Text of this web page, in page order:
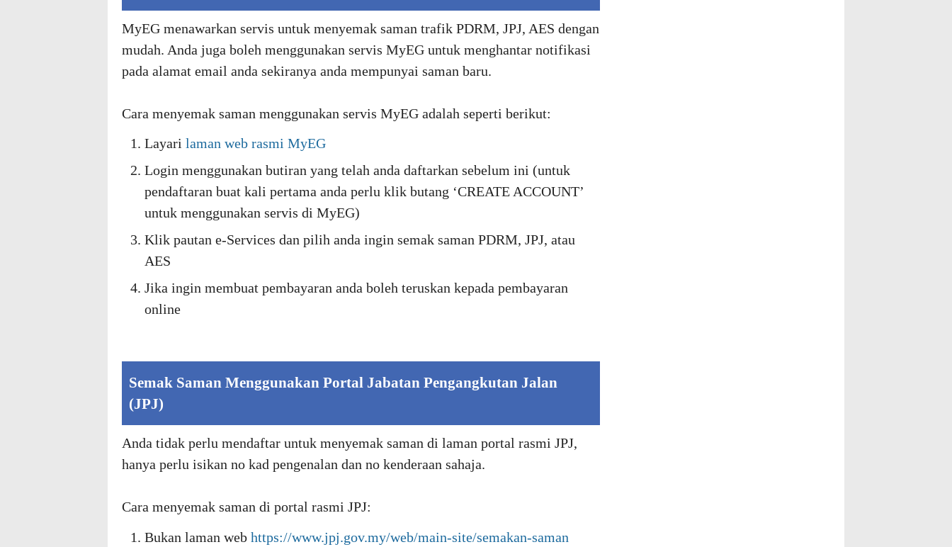
MyEG menawarkan servis untuk menyemak saman trafik PDRM, JPJ, AES dengan
mudah. Anda juga boleh menggunakan servis MyEG untuk menghantar notifikasi
pada alamat email anda sekiranya anda mempunyai saman baru.
Cara menyemak saman menggunakan servis MyEG adalah seperti berikut:
Layari laman web rasmi MyEG
Login menggunakan butiran yang telah anda daftarkan sebelum ini (untuk
pendaftaran buat kali pertama anda perlu klik butang ‘CREATE ACCOUNT’
untuk menggunakan servis di MyEG)
Klik pautan e-Services dan pilih anda ingin semak saman PDRM, JPJ, atau
AES
Jika ingin membuat pembayaran anda boleh teruskan kepada pembayaran
online
Semak Saman Menggunakan Portal Jabatan Pengangkutan Jalan
(JPJ)
Anda tidak perlu mendaftar untuk menyemak saman di laman portal rasmi JPJ,
hanya perlu isikan no kad pengenalan dan no kenderaan sahaja.
Cara menyemak saman di portal rasmi JPJ:
Bukan laman web https://www.jpj.gov.my/web/main-site/semakan-saman